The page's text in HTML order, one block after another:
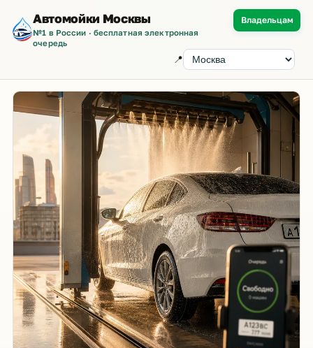
Автомойки Москвы
№1 в России · бесплатная электронная
очередь
📍
Владельцам